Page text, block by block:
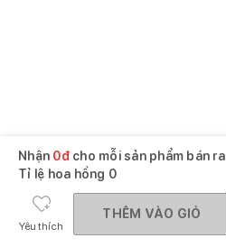
Nhận 0đcho mỗi sản phẩm bán ra
Tỉ lệ hoa hồng 0
Yêu thích
THÊM VÀO GIỎ